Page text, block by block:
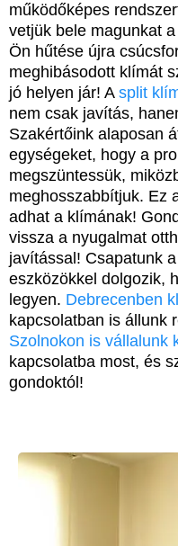
működőképes
vetjük bele magunkat
Ön hűtése újra
meghibásodott klímát
jó helyen jár! A split
nem csak javítás,
Szakértőink alaposan
egységeket, hogy a
megszüntessük,
meghosszabbítjuk. Ez
adhat a klímának!
vissza a nyugalmat
javítással! Csapatunk
eszközökkel dolgozik,
legyen. Debrecenben
kapcsolatban is állunk
Szolnokon is vállalunk
kapcsolatba most, és
gondoktól!